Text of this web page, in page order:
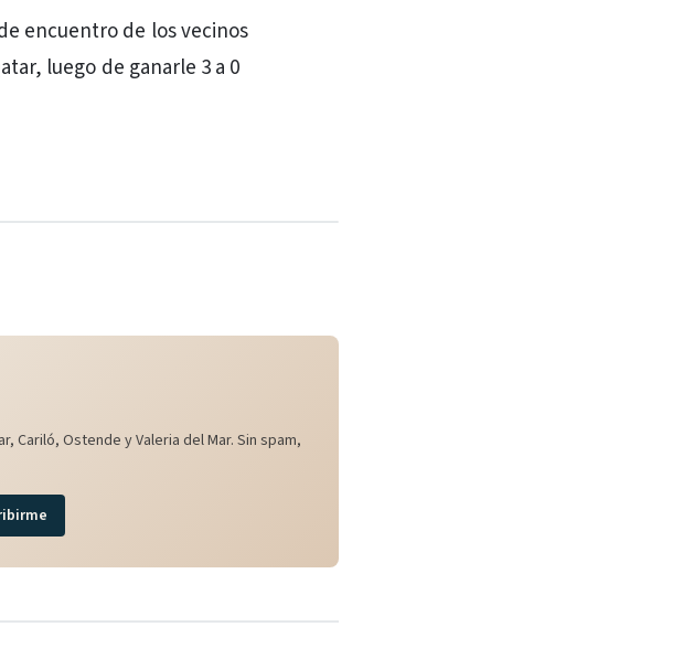
encuentro de los vecinos
luego de ganarle 3 a 0
Cariló, Ostende y Valeria del Mar. Sin spam,